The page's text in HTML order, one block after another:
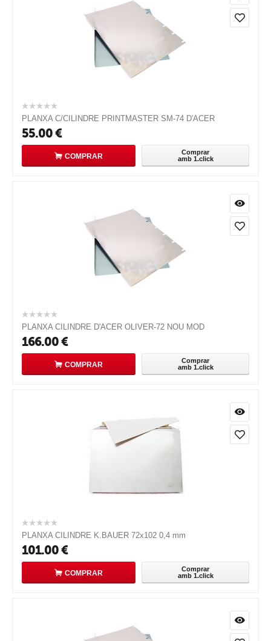
PLANXA C/CILINDRE PRINTMASTER SM-74 D'ACER
55.00€
COMPRAR
Comprar
amb 1.click
PLANXA CILINDRE D'ACER OLIVER-72 NOU MOD
166.00€
COMPRAR
Comprar
amb 1.click
PLANXA CILINDRE K.BAUER 72x102 0,4 mm
101.00€
COMPRAR
Comprar
amb 1.click